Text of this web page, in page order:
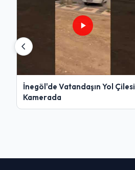
İnegöl'de Vatandaşın Yol Çilesi
Kamerada